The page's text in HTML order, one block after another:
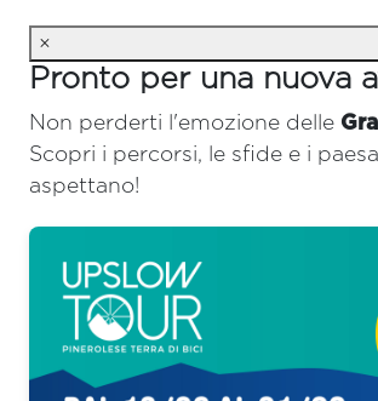
×
Pronto per una nuova
Non perderti l'emozione delle
Scopri i percorsi, le sfide e i
aspettano!